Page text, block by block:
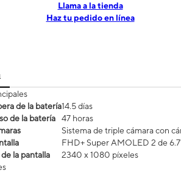
​​​​​​​Llama a la tienda
Haz tu pedido en línea
de la batería14.5 días
de la batería
47 horas
Sistema de triple cámara con
FHD+ Super AMOLED 2 de
la pantalla
2340 x 1080 píxeles